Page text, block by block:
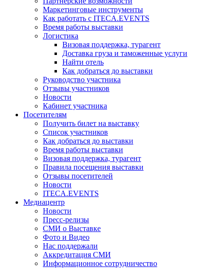
Маркетинговые инструменты
Как работать с ITECA.EVENTS
Время работы выставки
Логистика
Визовая поддержка, турагент
Доставка груза и таможенные услуги
Найти отель
Как добраться до выставки
Руководство участника
Отзывы участников
Новости
Кабинет участника
Посетителям
Получить билет на выставку
Список участников
Как добраться до выставки
Время работы выставки
Визовая поддержка, турагент
Правила посещения выставки
Отзывы посетителей
Новости
ITECA.EVENTS
Медиацентр
Новости
Пресс-релизы
СМИ о Выставке
Фото и Видео
Нас поддержали
Аккредитация СМИ
Информационное сотрудничество